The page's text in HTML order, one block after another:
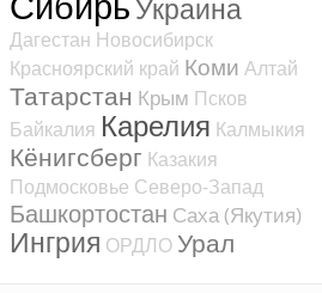
Украина
Дагестан Новосибирск
Красноярский край Коми Алтай
Татарстан Крым Псков
Байкалия Карелия Калмыкия
Кёнигсберг Казакия
Подмосковье Северо-Запад
Башкортостан Саха (Якутия)
Ингрия ОРДЛО Урал